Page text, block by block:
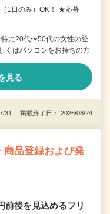
1日のみ）OK！ ★応募
に20代〜50代の女性の登
はパソコンをお持ちの方
見る
31 掲載終了日： 2026/08/24
商品登録および発
前後を見込めるフリ